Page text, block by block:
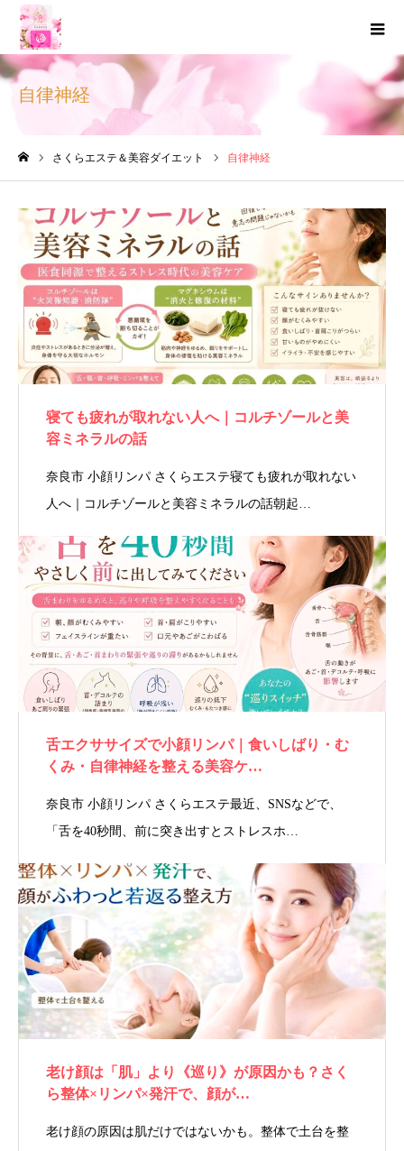
自律神経
さくらエステ＆美容ダイエット 自律神経
寝ても疲れが取れない人へ｜コルチゾールと美
容ミネラルの話
奈良市 小顔リンパ さくらエステ寝ても疲れが取れない
人へ｜コルチゾールと美容ミネラルの話朝起…
舌エクササイズで小顔リンパ｜食いしばり・む
くみ・自律神経を整える美容ケ…
奈良市 小顔リンパ さくらエステ最近、SNSなどで、
「舌を40秒間、前に突き出すとストレスホ…
老け顔は「肌」より《巡り》が原因かも？さく
ら整体×リンパ×発汗で、顔が…
老け顔の原因は肌だけではないかも。整体で土台を整